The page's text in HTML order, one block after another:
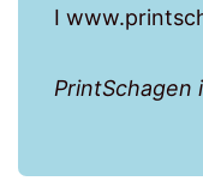
I
PrintSchagen